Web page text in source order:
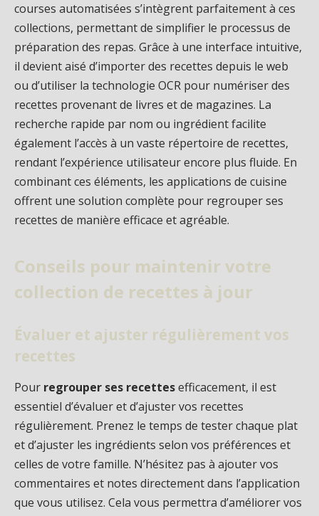
courses automatisées s’intègrent parfaitement à ces
collections, permettant de simplifier le processus de
préparation des repas. Grâce à une interface intuitive,
il devient aisé d’importer des recettes depuis le web
ou d’utiliser la technologie OCR pour numériser des
recettes provenant de livres et de magazines. La
recherche rapide par nom ou ingrédient facilite
également l’accès à un vaste répertoire de recettes,
rendant l’expérience utilisateur encore plus fluide. En
combinant ces éléments, les applications de cuisine
offrent une solution complète pour regrouper ses
recettes de manière efficace et agréable.
Conseils pour maintenir votre
collection de recettes à jour
Évaluer et ajuster régulièrement vos
recettes
Pour regrouper ses recettesefficacement, il est
essentiel d’évaluer et d’ajuster vos recettes
régulièrement. Prenez le temps de tester chaque plat
et d’ajuster les ingrédients selon vos préférences et
celles de votre famille. N’hésitez pas à ajouter vos
commentaires et notes directement dans l’application
que vous utilisez. Cela vous permettra d’améliorer vos